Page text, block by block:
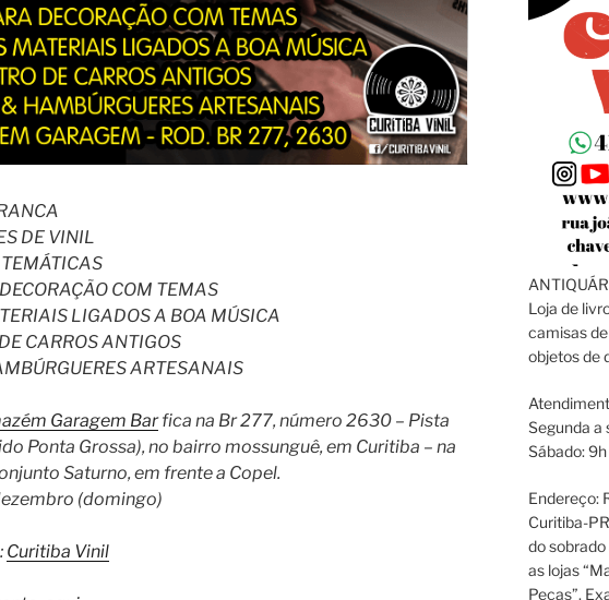
DE VINIL
COM TEMAS
LIGADOS A BOA MÚSICA
CARROS ANTIGOS
ARTESANAIS
Garagem Barfica na Br 277, número 2630 – Pista
Ponta Grossa), no bairro mossunguê, em Curitiba – na
Saturno, em frente a Copel.
(domingo)
Curitiba Vinil
Loja de
camisas
objetos de
Segunda a
Sábado: 9h
Endereço:
Curitiba-
do
as lojas
Peças”.